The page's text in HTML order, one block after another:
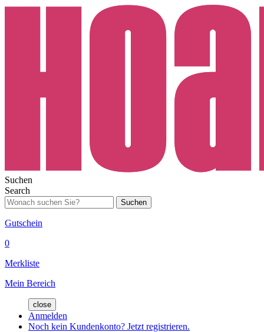
Suchen
Search
Suchen
Gutschein
0
Merkliste
Mein Bereich
close
Anmelden
Noch kein Kundenkonto? Jetzt registrieren.